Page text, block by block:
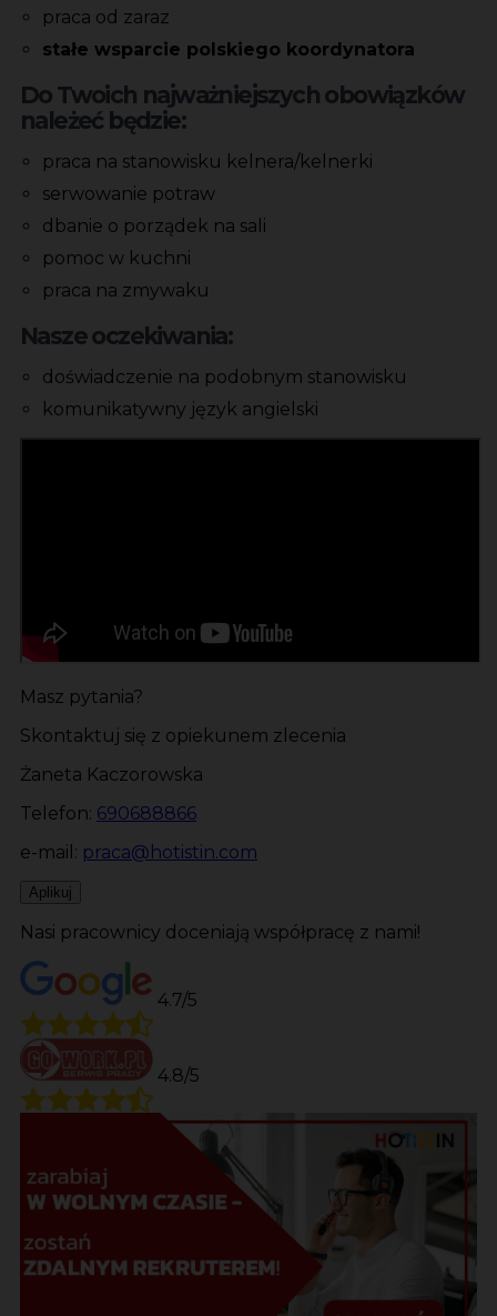
praca od zaraz
stałe wsparcie polskiego koordynatora
Do Twoich najważniejszych obowiązków
należeć będzie:
praca na stanowisku kelnera/kelnerki
serwowanie potraw
dbanie o porządek na sali
pomoc w kuchni
praca na zmywaku
Nasze oczekiwania:
doświadczenie na podobnym stanowisku
komunikatywny język angielski
Masz pytania?
Skontaktuj się z opiekunem zlecenia
Żaneta Kaczorowska
Telefon: 690688866
e-mail: praca@hotistin.com
Aplikuj
Nasi pracownicy doceniają współpracę z nami!
4.7/5
4.8/5